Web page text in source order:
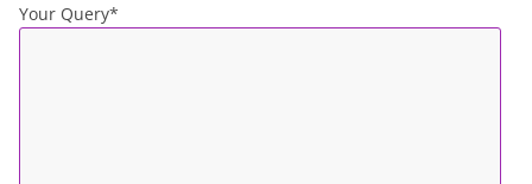
Your Query*